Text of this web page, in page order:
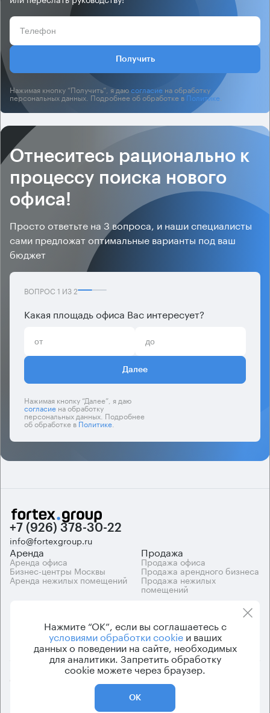
Получить
Нажимая кнопку “Получить”, я даюсогласие на обработку
персональных данных. Подробнее об обработке вПолитике
Отнеситесь рационально к
процессу поиска нового
офиса!
Просто ответьте на 3 вопроса, и наши специалисты
сами предложат оптимальные варианты под ваш
бюджет
ВОПРОС 1 ИЗ2
Какая площадь офиса Вас интересует?
Далее
Нажимая кнопку “Далее”, я даю
согласиена обработку
персональных данных. Подробнее
об обработке вПолитике.
+7 (926) 378-30-22
info@fortexgroup.ru
Аренда
Аренда офиса
Бизнес-центры Москвы
Аренда нежилых помещений
Продажа
Продажа офиса
Продажа арендного бизнеса
Продажа нежилых
помещений
Каталог бизнес-центров О компании
Вакансии
Контакты
© 2026 Fortex.Group. ООО «АРЕНДА ОФИСА», ОГРН 1177746948686,
Политика конфиденциальности
Нажмите “ОК”, если вы соглашаетесь с
условиями обработки cookieи ваших
данных о поведении на сайте, необходимых
для аналитики. Запретить обработку
cookie можете через браузер.
ОК